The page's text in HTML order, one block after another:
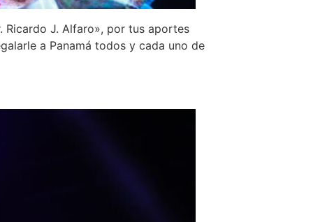
Ricardo J. Alfaro», por tus aportes
a Panamá todos y cada uno de